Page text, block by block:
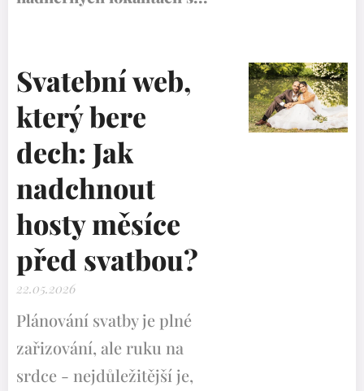
Svatební web,
který bere
dech: Jak
nadchnout
hosty měsíce
před svatbou?
22.05.2026
Plánování svatby je plné
zařizování, ale ruku na
srdce - nejdůležitější je,